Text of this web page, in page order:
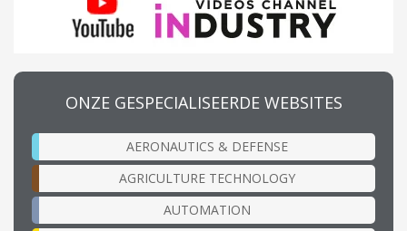
ONZE GESPECIALISEERDE WEBSITES
AERONAUTICS & DEFENSE
AGRICULTURE TECHNOLOGY
AUTOMATION